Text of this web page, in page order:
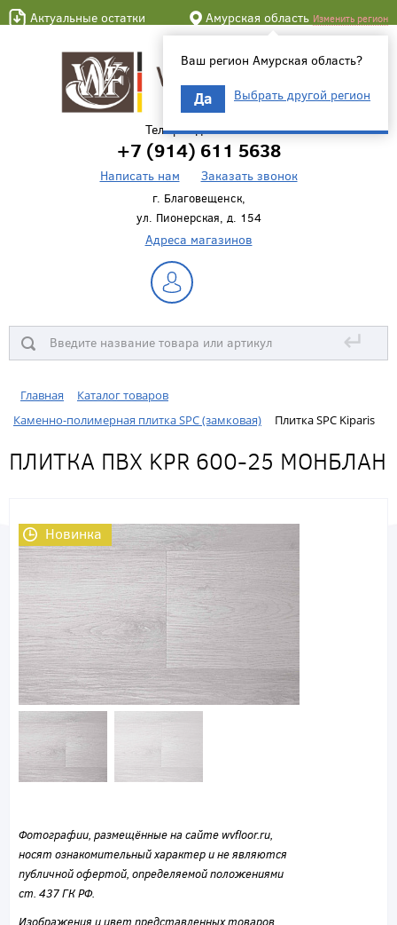
Актуальные остатки Амурская область Изменить регион
Ваш регион Амурская область?
Да Выбрать другой регион
Телефон для связи
+7 (914) 611 5638
Написать нам Заказать звонок
г. Благовещенск,
ул. Пионерская, д. 154
Адреса магазинов
↵
Главная
Каталог товаров
Каменно-полимерная плитка SPC (замковая)
Плитка SPC Kiparis
ПЛИТКА ПВХ KPR 600-25 МОНБЛАН
Новинка
Фотографии, размещённые на сайте wvfloor.ru,
носят ознакомительный характер и не являются
публичной офертой, определяемой положениями
ст. 437 ГК РФ.
Изображения и цвет представленных товаров